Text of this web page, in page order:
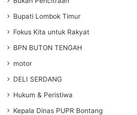
Bupati Lombok Timur
Fokus Kita untuk Rakyat
BPN BUTON TENGAH
motor
DELI SERDANG
Hukum & Peristiwa
Kepala Dinas PUPR Bontang